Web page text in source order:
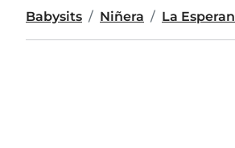
Babysits Niñera La